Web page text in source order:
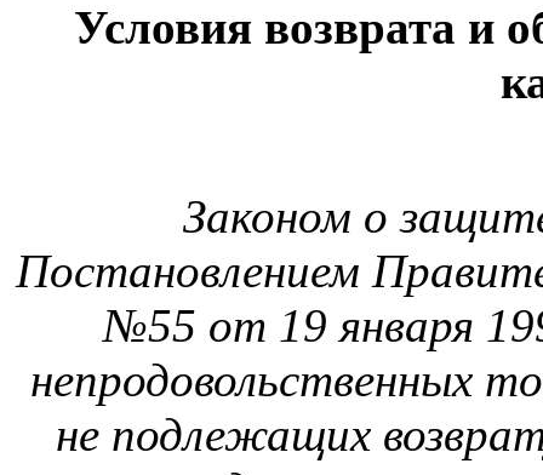
Условия возврата и
Законом о
Постановлением
№55 от 19 января
непродовольственных
не подлежащих